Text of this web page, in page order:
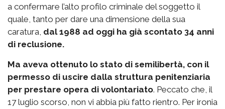
a confermare l’alto profilo criminale del soggetto il
quale, tanto per dare una dimensione della sua
caratura, dal 1988 ad oggi ha già scontato 34 anni
di reclusione.
Ma aveva ottenuto lo stato di semilibertà, con il
permesso di uscire dalla struttura penitenziaria
per prestare opera di volontariato. Peccato che, il
17 luglio scorso, non vi abbia più fatto rientro. Per ironia